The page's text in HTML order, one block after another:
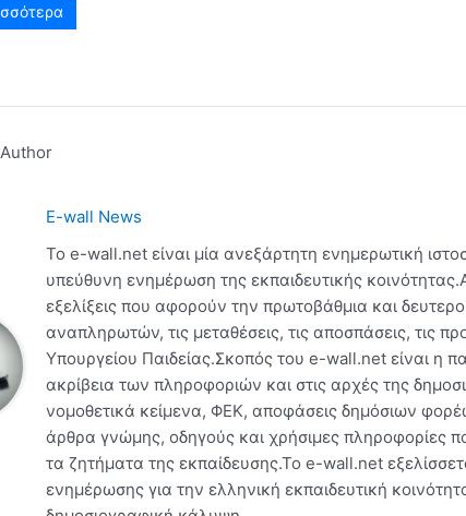
E-wall News
Το e-wall.net είναι μία ανεξάρτητη ενημερωτική
υπεύθυνη ενημέρωση της εκπαιδευτικής
εξελίξεις που αφορούν την πρωτοβάθμια και
αναπληρωτών, τις μεταθέσεις, τις αποσπάσεις, τις
Υπουργείου Παιδείας.Σκοπός του e-wall.net είναι η
ακρίβεια των πληροφοριών και στις αρχές της
νομοθετικά κείμενα, ΦΕΚ, αποφάσεις δημόσιων
άρθρα γνώμης, οδηγούς και χρήσιμες πληροφορίες
τα ζητήματα της εκπαίδευσης.Το e-wall.net
ενημέρωσης για την ελληνική εκπαιδευτική